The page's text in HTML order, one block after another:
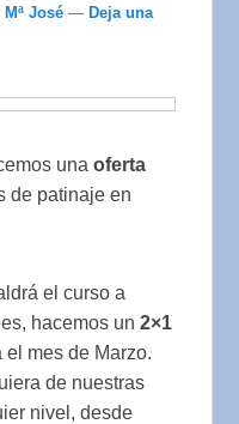
Mª José — Deja una
unaoferta
de patinaje en
el curso a
hacemos un2×1
mes de Marzo.
de nuestras
nivel, desde